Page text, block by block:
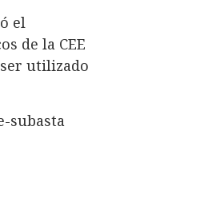
el
de la CEE
utilizado
subasta